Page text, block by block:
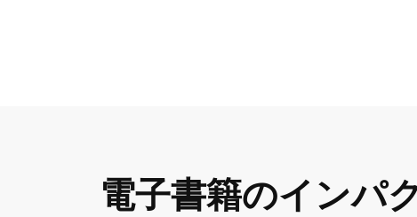
電子書籍のインパ